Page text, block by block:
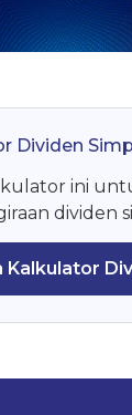
Dividen
ini
dividen
Kalkulator